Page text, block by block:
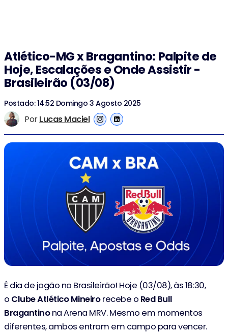
Atlético-MG x Bragantino: Palpite de
Hoje, Escalações e Onde Assistir -
Brasileirão (03/08)
PorLucas Maciel
Postado: 14:52 Domingo 3 Agosto 2025
É dia de jogão no Brasileirão! Hoje (03/08), às 18:30,
o Clube Atlético Mineirorecebe o Red Bull
Bragantinona Arena MRV. Mesmo em momentos
diferentes, ambos entram em campo para vencer.